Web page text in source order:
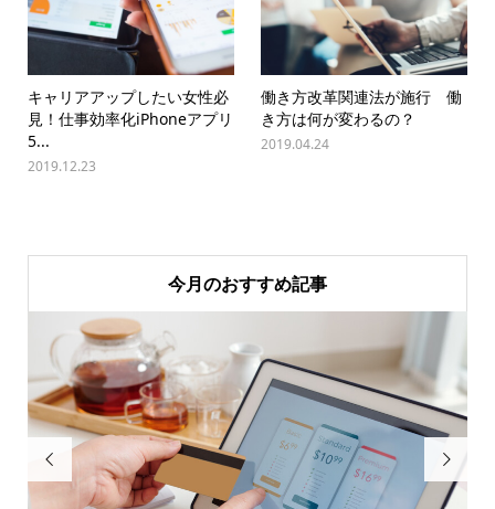
キャリアアップしたい女性必
見！仕事効率化iPhoneアプリ
5...
2019.12.23
働き方改革関連法が施行 働
き方は何が変わるの？
2019.04.24
今月のおすすめ記事
 